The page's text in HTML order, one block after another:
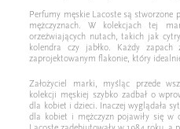
Perfumy męskie Lacoste są stworzone
mężczyznach. W kolekcjach tej
orzeźwiających nutach, takich jak
kolendra czy jabłko. Każdy
zaprojektowanym flakonie, który
Założyciel marki, myśląc przede
kolekcji męskiej szybko zadbał o
dla kobiet i dzieci. Inaczej wyglądała
dla kobiet i mężczyzn pojawiły się w